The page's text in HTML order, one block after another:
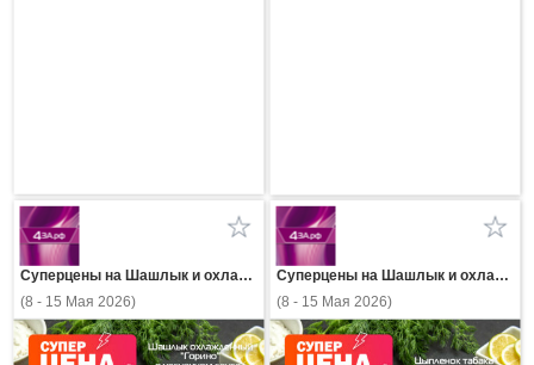
Суперцены на Шашлык и охлажденное мясо в 4за.рф
(8 - 15 Мая 2026)
Суперцены на Шашлык и охлажденное мясо в 4за.рф
(8 - 15 Мая 2026)